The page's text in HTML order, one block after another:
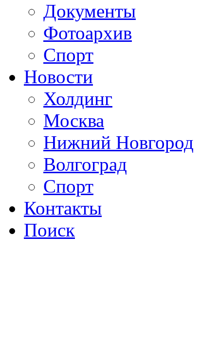
Документы
Фотоархив
Спорт
Новости
Холдинг
Москва
Нижний Новгород
Волгоград
Спорт
Контакты
Поиск